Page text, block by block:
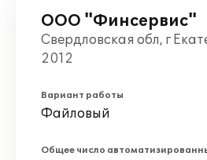
ООО "Финсервис"
Свердловская обл, г
2012
Вариант работы
Файловый
Общее число